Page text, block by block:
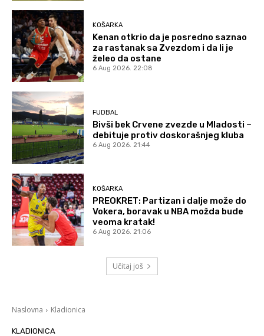
KOŠARKA
Kenan otkrio da je posredno saznao
za rastanak sa Zvezdom i da li je
želeo da ostane
6 Aug 2026. 22:08
FUDBAL
Bivši bek Crvene zvezde u Mladosti –
debituje protiv doskorašnjeg kluba
6 Aug 2026. 21:44
KOŠARKA
PREOKRET: Partizan i dalje može do
Vokera, boravak u NBA možda bude
veoma kratak!
6 Aug 2026. 21:06
Učitaj još